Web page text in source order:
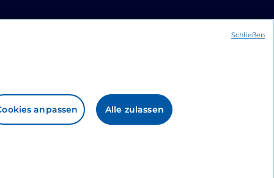
anpassen Alle zulassen
Schließen